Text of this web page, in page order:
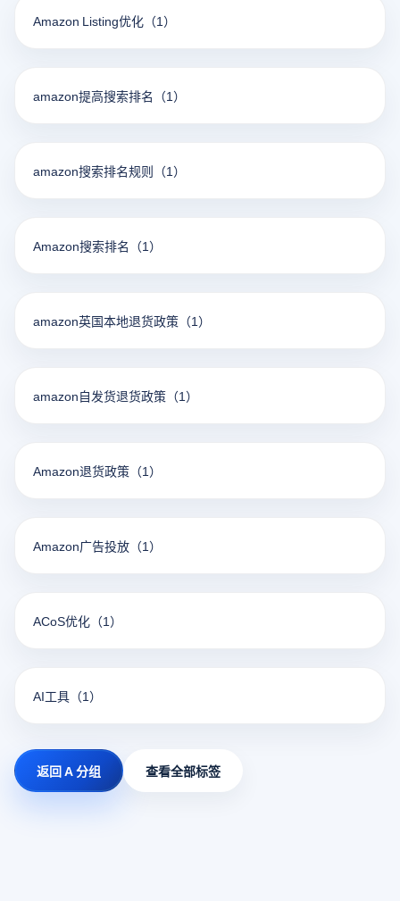
Amazon Listing优化 （1）
amazon提高搜索排名 （1）
amazon搜索排名规则 （1）
Amazon搜索排名 （1）
amazon英国本地退货政策 （1）
amazon自发货退货政策 （1）
Amazon退货政策 （1）
Amazon广告投放 （1）
ACoS优化 （1）
AI工具 （1）
返回 A 分组 查看全部标签